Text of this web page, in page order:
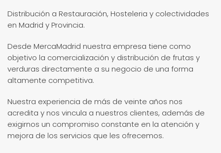
Distribución a Restauración, Hosteleria y colectividades
en Madrid y Provincia.
Desde MercaMadrid nuestra empresa tiene como
objetivo la comercialización y distribución de frutas y
verduras directamente a su negocio de una forma
altamente competitiva.
Nuestra experiencia de más de veinte años nos
acredita y nos vincula a nuestros clientes, además de
exigirnos un compromiso constante en la atención y
mejora de los servicios que les ofrecemos.